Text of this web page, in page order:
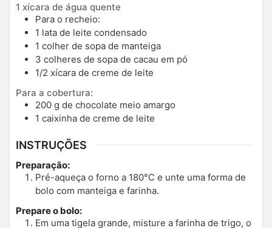
1 xícara de água quente
Para o recheio:
1 lata de leite condensado
1 colher de sopa de manteiga
3 colheres de sopa de cacau em pó
1/2 xícara de creme de leite
Para a cobertura:
200 g de chocolate meio amargo
1 caixinha de creme de leite
INSTRUÇÕES
Preparação:
Pré-aqueça o forno a 180°C e unte uma forma de
bolo com manteiga e farinha.
Prepare o bolo:
Em uma tigela grande, misture a farinha de trigo, o